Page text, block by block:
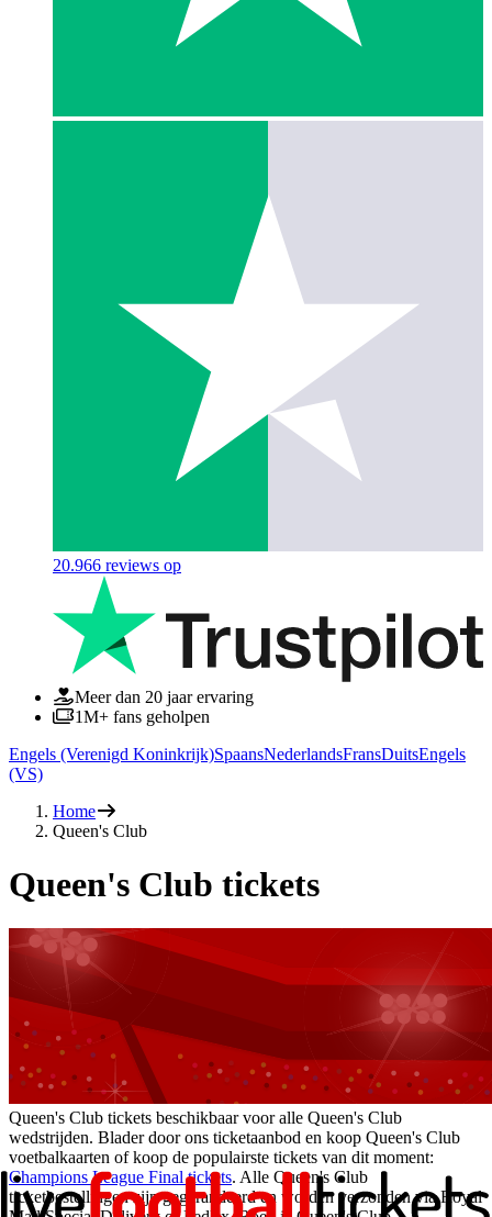
20.966 reviews op
Meer dan 20 jaar ervaring
1M+ fans geholpen
Engels (Verenigd Koninkrijk)SpaansNederlandsFransDuitsEngels
(VS)
Home
Queen's Club
Queen's Club tickets
Queen's Club tickets beschikbaar voor alle Queen's Club
wedstrijden. Blader door ons ticketaanbod en koop Queen's Club
voetbalkaarten of koop de populairste tickets van dit moment:
Champions League Final tickets. Alle Queen's Club
ticketbestellingen zijn gegarandeerd en worden verzonden via Royal